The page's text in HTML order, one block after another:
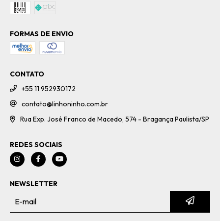
FORMAS DE ENVIO
CONTATO
+55 11 952930172
contato@linhoninho.com.br
Rua Exp. José Franco de Macedo, 574 - Bragança Paulista/SP
REDES SOCIAIS
NEWSLETTER